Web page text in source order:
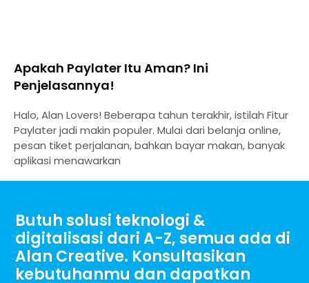
Apakah Paylater Itu Aman? Ini
Penjelasannya!
Halo, Alan Lovers! Beberapa tahun terakhir, istilah Fitur
Paylater jadi makin populer. Mulai dari belanja online,
pesan tiket perjalanan, bahkan bayar makan, banyak
aplikasi menawarkan
Butuh solusi teknologi &
digitalisasi dari A-Z, semua ada di
Alan Creative. Konsultasikan
kebutuhanmu dan dapatkan